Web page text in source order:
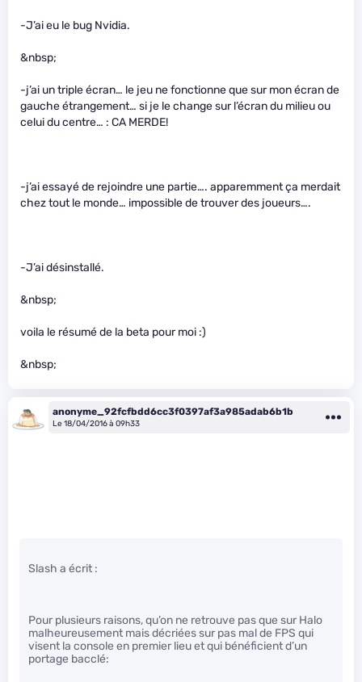
-J’ai eu le bug Nvidia.
&nbsp;
-j’ai un triple écran… le jeu ne fonctionne que sur mon écran de
gauche étrangement… si je le change sur l’écran du milieu ou
celui du centre… : CA MERDE!
-j’ai essayé de rejoindre une partie…. apparemment ça merdait
chez tout le monde… impossible de trouver des joueurs….
-J’ai désinstallé.
&nbsp;
voila le résumé de la beta pour moi :)
&nbsp;
anonyme_92fcfbdd6cc3f0397af3a985adab6b1b
Le 18/04/2016 à 09h33
Slash a écrit :
Pour plusieurs raisons, qu’on ne retrouve pas que sur Halo
malheureusement mais décriées sur pas mal de FPS qui
visent la console en premier lieu et qui bénéficient d’un
portage bacclé: